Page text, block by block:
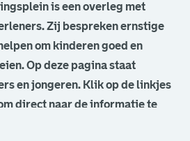
is een overleg met
Zij bespreken ernstige
om kinderen goed en
Op deze pagina staat
en jongeren. Klik op de linkjes
direct naar de informatie te